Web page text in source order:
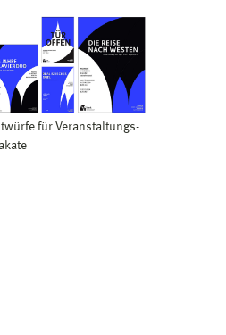
für Veranstaltungs-